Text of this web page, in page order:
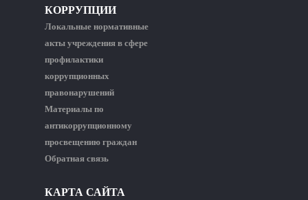
КОРРУПЦИИ
Локальные нормативные
акты учреждения в сфере
профилактики
коррупционных
правонарушений
Материалы по
антикоррупционному
просвещению граждан
Обратная связь
КАРТА САЙТА